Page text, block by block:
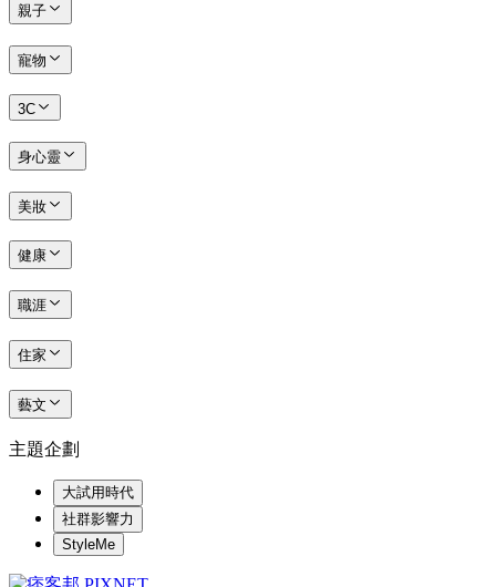
親子
寵物
3C
身心靈
美妝
健康
職涯
住家
藝文
主題企劃
大試用時代
社群影響力
StyleMe